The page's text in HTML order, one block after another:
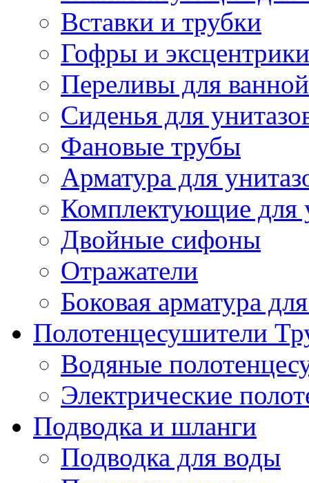
Вставки и трубки
Гофры и эксцентрики
Переливы для ванной
Сиденья для
Фановые трубы
Арматура для
Комплектующие для
Двойные сифоны
Отражатели
Боковая арматура
Полотенцесушители
Водяные
Электрические
Подводка и шланги
Подводка для воды